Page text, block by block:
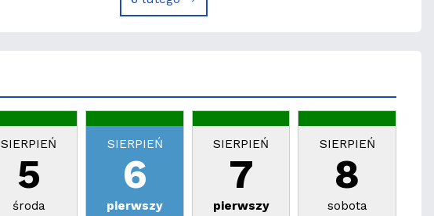
SIERPIEŃ
5
środa
SIERPIEŃ
6
pierwszy
SIERPIEŃ
7
pierwszy
SIERPIEŃ
8
sobota